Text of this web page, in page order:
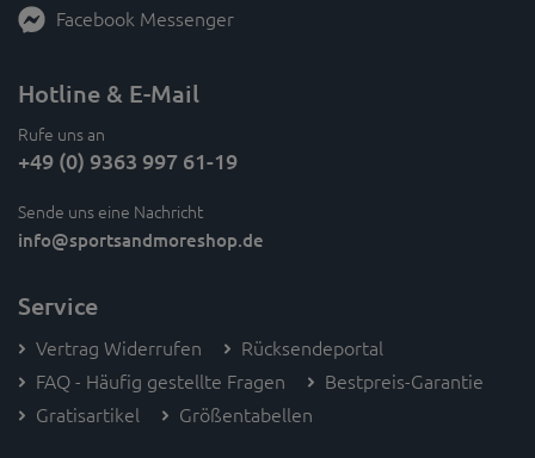
Facebook Messenger
Hotline & E-Mail
Rufe uns an
+49 (0) 9363 997 61-19
Sende uns eine Nachricht
info@sportsandmoreshop.de
Service
Vertrag Widerrufen
Rücksendeportal
FAQ - Häufig gestellte Fragen
Bestpreis-Garantie
Gratisartikel
Größentabellen